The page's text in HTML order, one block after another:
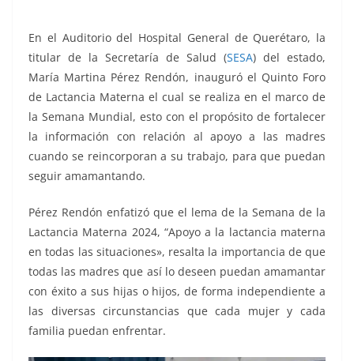
En el Auditorio del Hospital General de Querétaro, la
titular de la Secretaría de Salud (SESA) del estado,
María Martina Pérez Rendón, inauguró el Quinto Foro
de Lactancia Materna el cual se realiza en el marco de
la Semana Mundial, esto con el propósito de fortalecer
la información con relación al apoyo a las madres
cuando se reincorporan a su trabajo, para que puedan
seguir amamantando.
Pérez Rendón enfatizó que el lema de la Semana de la
Lactancia Materna 2024, “Apoyo a la lactancia materna
en todas las situaciones», resalta la importancia de que
todas las madres que así lo deseen puedan amamantar
con éxito a sus hijas o hijos, de forma independiente a
las diversas circunstancias que cada mujer y cada
familia puedan enfrentar.